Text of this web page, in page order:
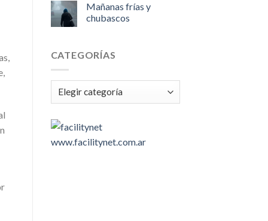
Mañanas frías y
chubascos
CATEGORÍAS
Categorías
www.facilitynet.com.ar